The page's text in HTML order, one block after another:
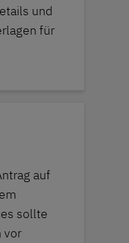
und
für
auf
sollte
vor